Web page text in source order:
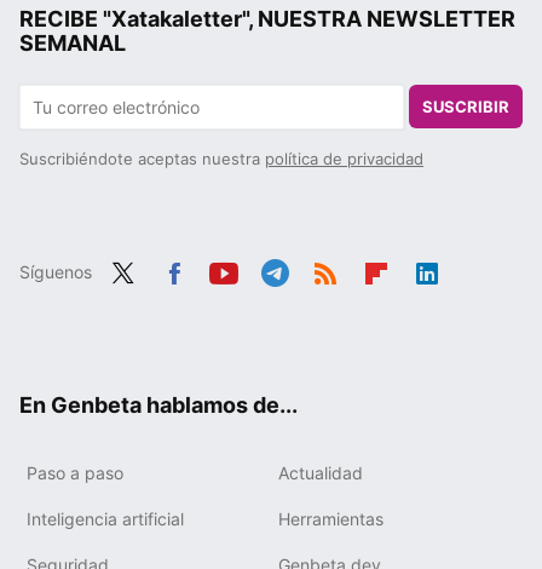
RECIBE "Xatakaletter", NUESTRA NEWSLETTER
SEMANAL
SUSCRIBIR
Suscribiéndote aceptas nuestra política de privacidad
Síguenos
En Genbeta hablamos de...
Paso a paso Actualidad
Inteligencia artificial Herramientas
Seguridad Genbeta dev